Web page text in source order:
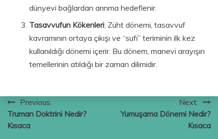
dünyevi bağlardan arınma hedeflenir.
Tasavvufun Kökenleri: Züht dönemi, tasavvuf
kavramının ortaya çıkışı ve “sufi” teriminin ilk kez
kullanıldığı dönemi içerir. Bu dönem, manevi arayışın
temellerinin atıldığı bir zaman dilimidir.
Yazı
gezinmesi
Previous:
Truman Doktrini Nedir?
Kısaca
Next:
Yumuşama Dönemi Nedir?
Kısaca